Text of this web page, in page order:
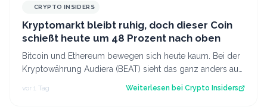
CRYPTO INSIDERS
Kryptomarkt bleibt ruhig, doch dieser Coin
schießt heute um 48 Prozent nach oben
Bitcoin und Ethereum bewegen sich heute kaum. Bei der
Kryptowährung Audiera (BEAT) sieht das ganz anders aus:
vor 1 Tag Weiterlesen bei Crypto Insiders